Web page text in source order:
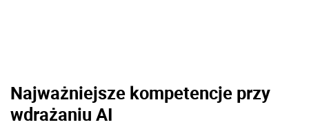
Najważniejsze kompetencje przy
wdrażaniu AI